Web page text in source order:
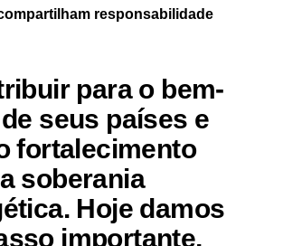
responsabilidade
para o bem-
seus países e
fortalecimento
soberania
Hoje damos
importante,